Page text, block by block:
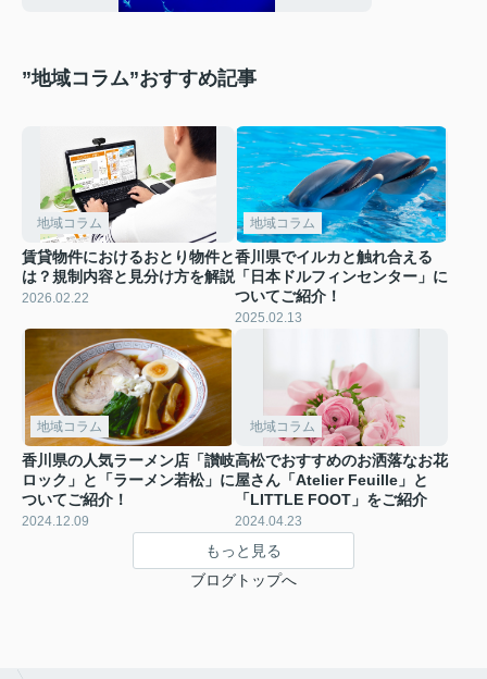
”地域コラム”おすすめ記事
地域コラム
賃貸物件におけるおとり物件と
は？規制内容と見分け方を解説
2026.02.22
地域コラム
香川県でイルカと触れ合える
「日本ドルフィンセンター」に
ついてご紹介！
2025.02.13
地域コラム
香川県の人気ラーメン店「讃岐
ロック」と「ラーメン若松」に
ついてご紹介！
2024.12.09
地域コラム
高松でおすすめのお洒落なお花
屋さん「Atelier Feuille」と
「LITTLE FOOT」をご紹介
2024.04.23
もっと見る
ブログトップへ